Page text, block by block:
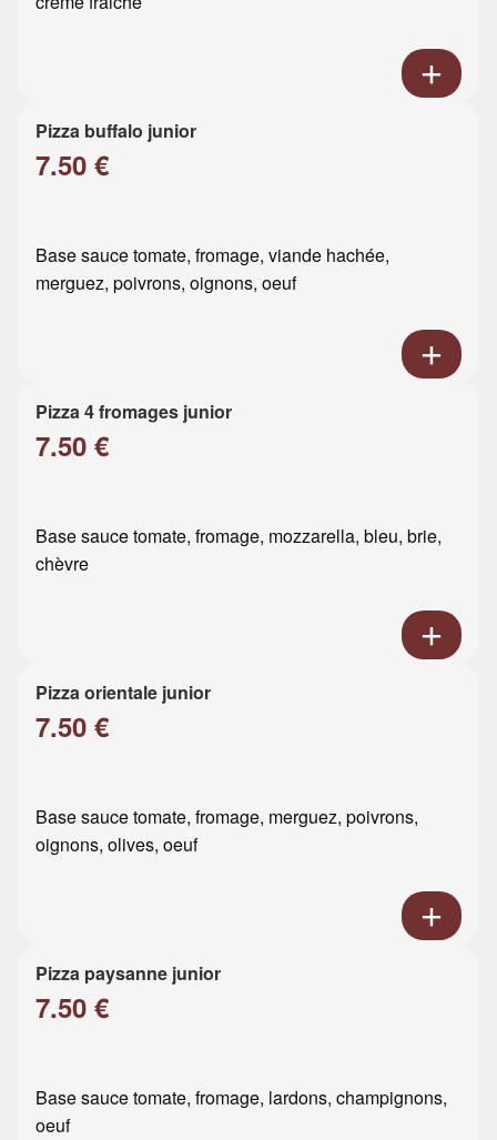
Pizza buffalo junior
7.50 €
Base sauce tomate, fromage, viande hachée,
merguez, poivrons, oignons, oeuf
Pizza 4 fromages junior
7.50 €
Base sauce tomate, fromage, mozzarella, bleu, brie,
chèvre
Pizza orientale junior
7.50 €
Base sauce tomate, fromage, merguez, poivrons,
oignons, olives, oeuf
Pizza paysanne junior
7.50 €
Base sauce tomate, fromage, lardons, champignons,
oeuf